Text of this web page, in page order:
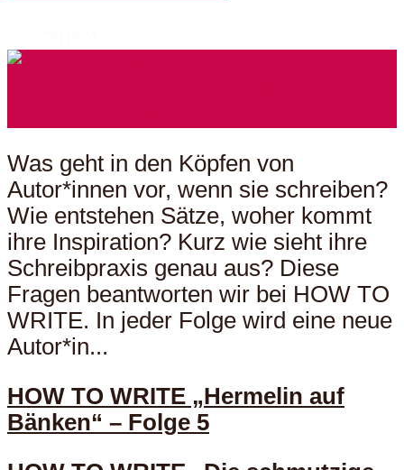
Was geht in den Köpfen von
Autor*innen vor, wenn sie schreiben?
Wie entstehen Sätze, woher kommt
ihre Inspiration? Kurz wie sieht ihre
Schreibpraxis genau aus? Diese
Fragen beantworten wir bei HOW TO
WRITE. In jeder Folge wird eine neue
Autor*in...
HOW TO WRITE „Hermelin auf
Bänken“ – Folge 5